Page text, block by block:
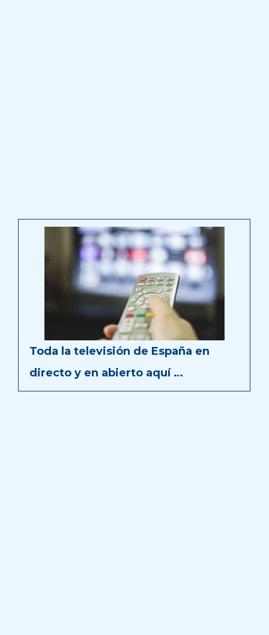
Toda la televisión de España en
directo y en abierto aquí …